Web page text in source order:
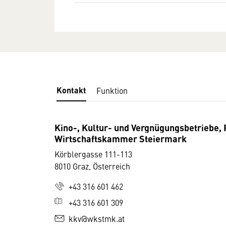
Kontakt Funktion
Kino-, Kultur- und Vergnügungsbetriebe,
Wirtschaftskammer Steiermark
Körblergasse 111-113
8010 Graz, Österreich
+43 316 601 462
+43 316 601 309
kkv@wkstmk.at